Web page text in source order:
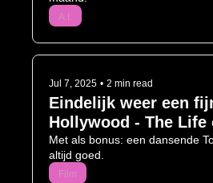
A.I.
Jul 7, 2025 • 2 min read
Eindelijk weer een
Hollywood - The Life
Met als bonus: een dansende
Film